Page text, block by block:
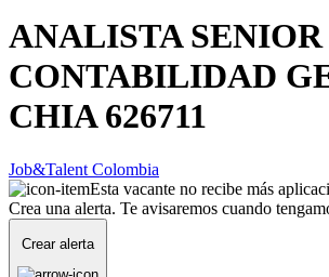
ANALISTA SENIOR
CONTABILIDAD
CHIA 626711
Job&Talent Colombia
Esta vacante no recibe más
Crea una alerta. Te avisaremos cuando
Crear alerta